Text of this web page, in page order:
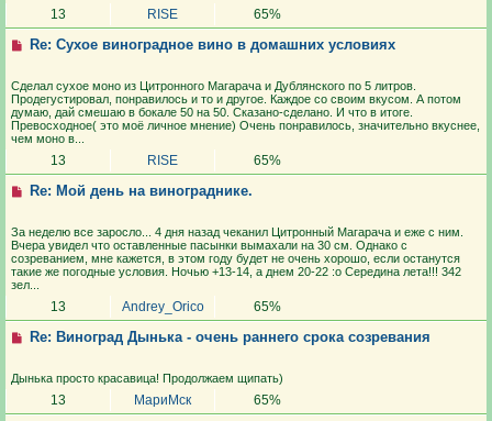
13 RISE 65%
Re: Сухое виноградное вино в домашних условиях
Сделал сухое моно из Цитронного Магарача и Дублянского по 5 литров.
Продегустировал, понравилось и то и другое. Каждое со своим вкусом. А потом
думаю, дай смешаю в бокале 50 на 50. Сказано-сделано. И что в итоге.
Превосходное( это моё личное мнение) Очень понравилось, значительно вкуснее,
чем моно в...
13 RISE 65%
Re: Мой день на винограднике.
За неделю все заросло... 4 дня назад чеканил Цитронный Магарача и еже с ним.
Вчера увидел что оставленные пасынки вымахали на 30 см. Однако с
созреванием, мне кажется, в этом году будет не очень хорошо, если останутся
такие же погодные условия. Ночью +13-14, а днем 20-22 :o Середина лета!!! 342
зел...
13 Andrey_Orico 65%
Re: Виноград Дынька - очень раннего срока созревания
Дынька просто красавица! Продолжаем щипать)
13 МариМск 65%